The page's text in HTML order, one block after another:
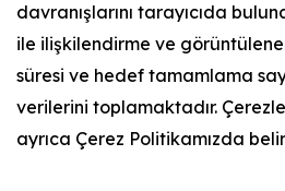
davranışlarını tarayıcıda
ile ilişkilendirme ve
süresi ve hedef tamamlama
verilerini toplamaktadır.
ayrıca Çerez Politikamızda